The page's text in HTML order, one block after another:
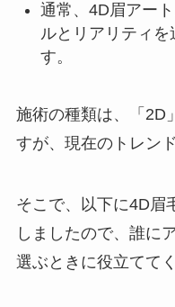
通常、4D眉アー
ルとリアリティ
す。
施術の種類は、「2D
すが、現在のトレン
そこで、以下に4D眉
しましたので、誰に
選ぶときに役立てて